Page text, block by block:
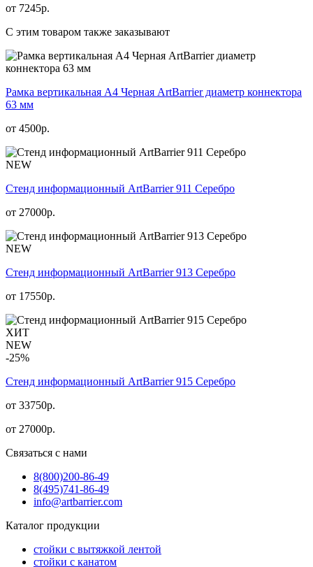
от 7245р.
С этим товаром также заказывают
Рамка вертикальная А4 Черная ArtBarrier диаметр коннектора
63 мм
от 4500р.
NEW
Стенд информационный АrtBarrier 911 Серебро
от 27000р.
NEW
Стенд информационный АrtBarrier 913 Серебро
от 17550р.
ХИТ
NEW
-25%
Стенд информационный АrtBarrier 915 Серебро
от 33750р.
от 27000р.
Связаться с нами
8(800)200-86-49
8(495)741-86-49
info@artbarrier.com
Каталог продукции
стойки с вытяжкой лентой
стойки с канатом